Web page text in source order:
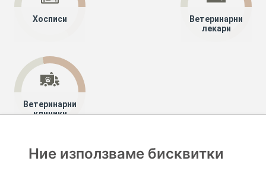
Хосписи
Ветеринарни
лекари
Ветеринарни
клиники
Специалисти
Ние използваме бисквитки